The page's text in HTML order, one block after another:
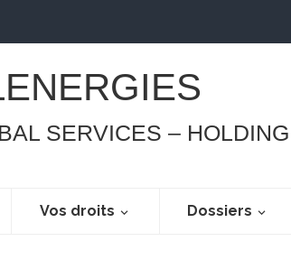
SERVICES – HOLDING
Vos droits Dossiers